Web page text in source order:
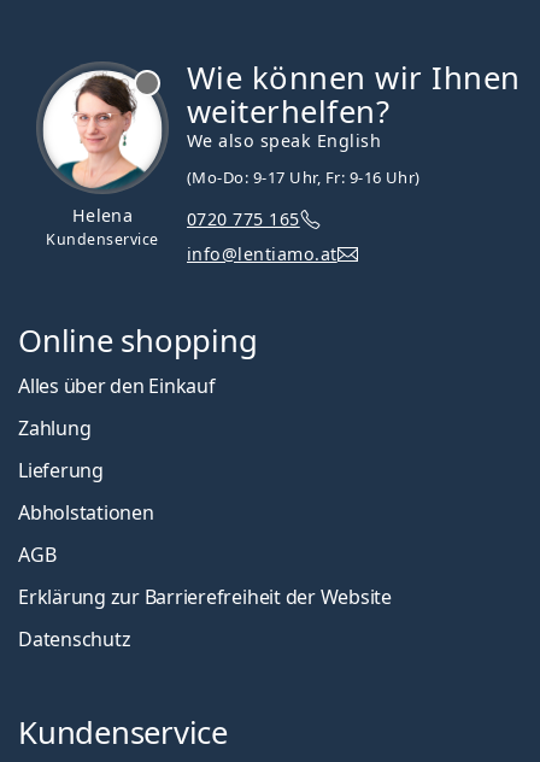
Helena
Kundenservice
Wie können wir Ihnen
weiterhelfen?
We also speak English
(Mo-Do: 9-17 Uhr, Fr: 9-16 Uhr)
0720 775 165
info@lentiamo.at
Online shopping
Alles über den Einkauf
Zahlung
Lieferung
Abholstationen
AGB
Erklärung zur Barrierefreiheit der Website
Datenschutz
Kundenservice